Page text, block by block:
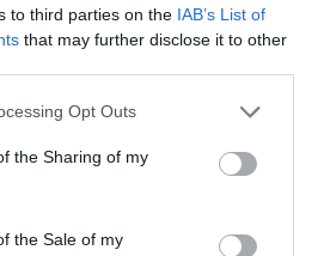
to third parties on the IAB’s List of
that may further disclose it to other
app uses one or more Google
usage behaviour. You may click to
Google and its third-party tags to
specified purposes in below Google
Opt Outs
the Sharing of my
the Sale of my